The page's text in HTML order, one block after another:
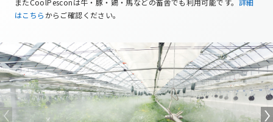
またCoolPesconは牛・豚・鶏・馬などの畜舎でも利用可能です。 詳細
はこちら からご確認ください。